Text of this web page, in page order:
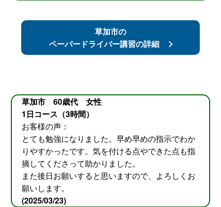
草加市の
ペーパードライバー講習の詳細
草加市 60歳代 女性
1日コース（3時間）
お客様の声：
とても勉強になりました。早め早めの指示でわか
りやすかったです。気を付ける点やできた点も指
摘してくださって助かりました。
また後日お願いすると思いますので、よろしくお
願いします。
(2025/03/23)